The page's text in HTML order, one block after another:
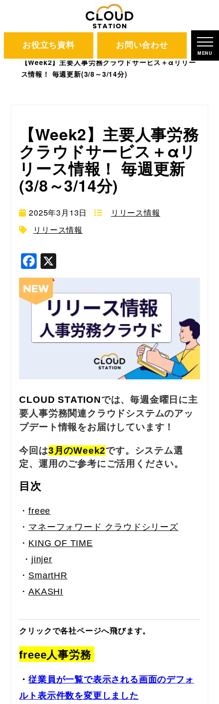
お役立ち資料 お問い合わせ
MENU
CLOUD STATION
ブログ
【Week2】主要人事労務クラウドサービス＋αリリー
ス情報！ 毎週更新(3/8～3/14分)
【Week2】主要人事労務
クラウドサービス＋αリ
リース情報！ 毎週更新
(3/8～3/14分)
2025年3月13日
リリース情報
リリース情報
F
a
c
e
b
o
CLOUD STATIONでは、毎週金曜日に主
要人事労務関連クラウドシステムのアッ
プデート情報をお届けしています！
今回は3月のWeek2です。システム選
定、運用のご参考にご活用ください。
目次
・freee
・ マネーフォワード クラウドシリーズ
・ KING OF TIME
・ jinjer
・ SmartHR
・AKASHI
クリックで各社ページへ飛びます。
freee人事労務
・従業員が一覧で表示される画面のデフォ
ルト表示件数を変更しました